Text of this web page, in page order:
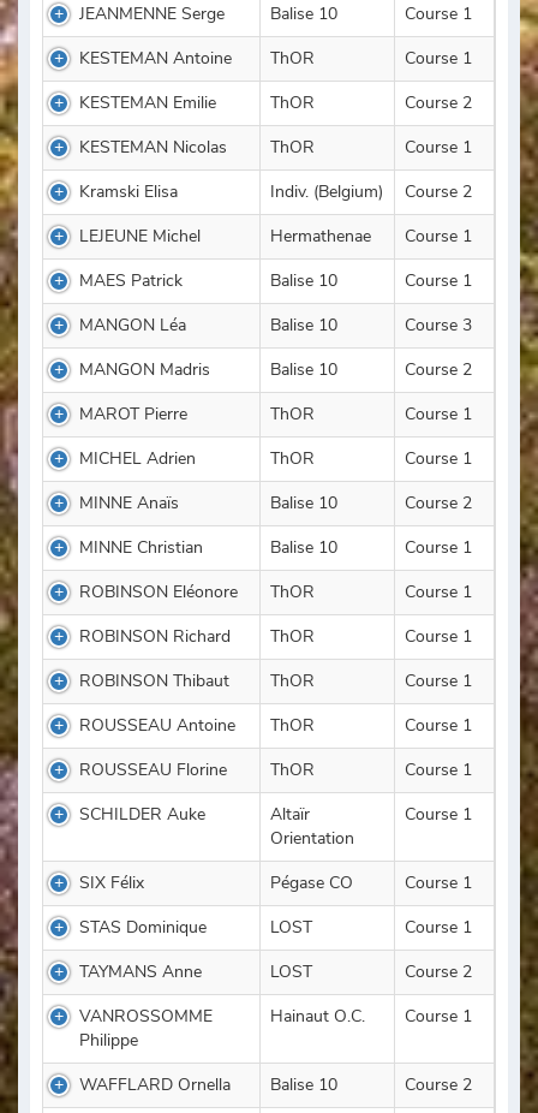
JEANMENNE Serge Balise 10
Course 1
KESTEMAN Antoine
ThOR
Course 1
KESTEMAN Emilie
ThOR
Course 2
KESTEMAN Nicolas
ThOR
Course 1
Kramski Elisa
Indiv. (Belgium)
Course 2
LEJEUNE Michel
Hermathenae
Course 1
MAES Patrick
Balise 10
Course 1
MANGON Léa
Balise 10
Course 3
MANGON Madris
Balise 10
Course 2
MAROT Pierre
ThOR
Course 1
MICHEL Adrien
ThOR
Course 1
MINNE Anaïs
Balise 10
Course 2
MINNE Christian
Balise 10
Course 1
ROBINSON Eléonore
ThOR
Course 1
ROBINSON Richard
ThOR
Course 1
ROBINSON Thibaut
ThOR
Course 1
ROUSSEAU Antoine
ThOR
Course 1
ROUSSEAU Florine
ThOR
Course 1
SCHILDER Auke
Altaïr
Orientation
Course 1
SIX Félix Pégase CO
Course 1
STAS Dominique
LOST
Course 1
TAYMANS Anne
LOST
Course 2
VANROSSOMME
Philippe
Hainaut O.C. Course 1
WAFFLARD Ornella Balise 10 Course 2